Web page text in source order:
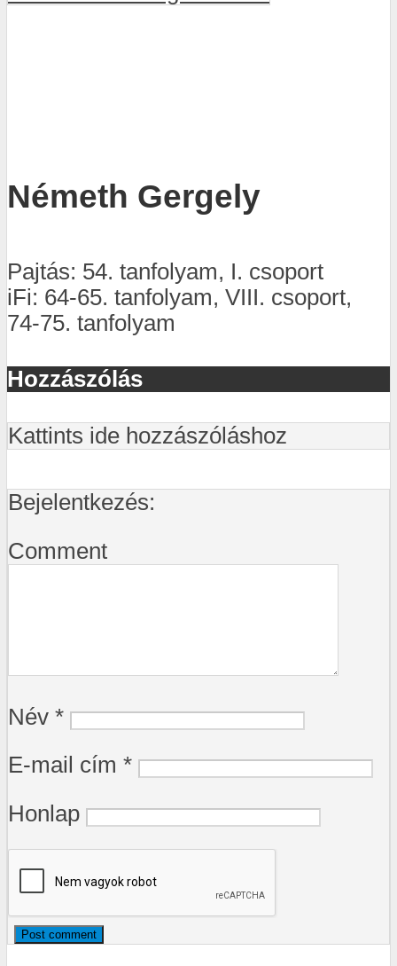
Németh Gergely
Pajtás: 54. tanfolyam, I. csoport
iFi: 64-65. tanfolyam, VIII. csoport,
74-75. tanfolyam
Hozzászólás
Kattints ide hozzászóláshoz
Bejelentkezés:
Comment
Név *
E-mail cím *
Honlap